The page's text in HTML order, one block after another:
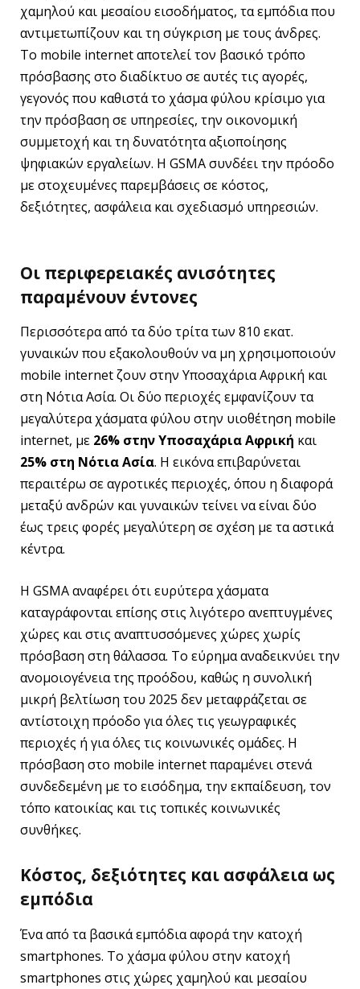
χαμηλού και μεσαίου εισοδήματος, τα εμπόδια που
αντιμετωπίζουν και τη σύγκριση με τους άνδρες.
Το mobile internet αποτελεί τον βασικό τρόπο
πρόσβασης στο διαδίκτυο σε αυτές τις αγορές,
γεγονός που καθιστά το χάσμα φύλου κρίσιμο για
την πρόσβαση σε υπηρεσίες, την οικονομική
συμμετοχή και τη δυνατότητα αξιοποίησης
ψηφιακών εργαλείων. Η GSMA συνδέει την πρόοδο
με στοχευμένες παρεμβάσεις σε κόστος,
δεξιότητες, ασφάλεια και σχεδιασμό υπηρεσιών.
Οι περιφερειακές ανισότητες
παραμένουν έντονες
Περισσότερα από τα δύο τρίτα των 810 εκατ.
γυναικών που εξακολουθούν να μη χρησιμοποιούν
mobile internet ζουν στην Υποσαχάρια Αφρική και
στη Νότια Ασία. Οι δύο περιοχές εμφανίζουν τα
μεγαλύτερα χάσματα φύλου στην υιοθέτηση mobile
internet, με 26% στην Υποσαχάρια Αφρική και
25% στη Νότια Ασία. Η εικόνα επιβαρύνεται
περαιτέρω σε αγροτικές περιοχές, όπου η διαφορά
μεταξύ ανδρών και γυναικών τείνει να είναι δύο
έως τρεις φορές μεγαλύτερη σε σχέση με τα αστικά
κέντρα.
Η GSMA αναφέρει ότι ευρύτερα χάσματα
καταγράφονται επίσης στις λιγότερο ανεπτυγμένες
χώρες και στις αναπτυσσόμενες χώρες χωρίς
πρόσβαση στη θάλασσα. Το εύρημα αναδεικνύει την
ανομοιογένεια της προόδου, καθώς η συνολική
μικρή βελτίωση του 2025 δεν μεταφράζεται σε
αντίστοιχη πρόοδο για όλες τις γεωγραφικές
περιοχές ή για όλες τις κοινωνικές ομάδες. Η
πρόσβαση στο mobile internet παραμένει στενά
συνδεδεμένη με το εισόδημα, την εκπαίδευση, τον
τόπο κατοικίας και τις τοπικές κοινωνικές
συνθήκες.
Κόστος, δεξιότητες και ασφάλεια ως
εμπόδια
Ένα από τα βασικά εμπόδια αφορά την κατοχή
smartphones. Το χάσμα φύλου στην κατοχή
smartphones στις χώρες χαμηλού και μεσαίου